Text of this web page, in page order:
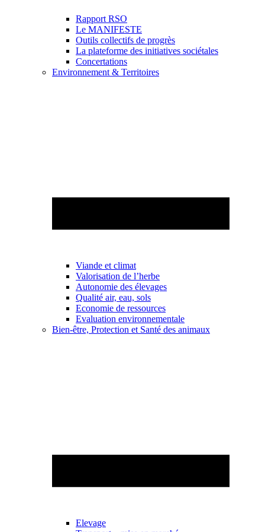
Rapport RSO
Le MANIFESTE
Outils collectifs de progrès
La plateforme des initiatives sociétales
Concertations
Environnement & Territoires
Viande et climat
Valorisation de l’herbe
Autonomie des élevages
Qualité air, eau, sols
Economie de ressources
Evaluation environnementale
Bien-être, Protection et Santé des animaux
Elevage